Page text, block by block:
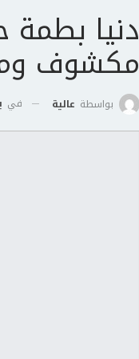
دنيا
مكشوف
بواسطة عالية في